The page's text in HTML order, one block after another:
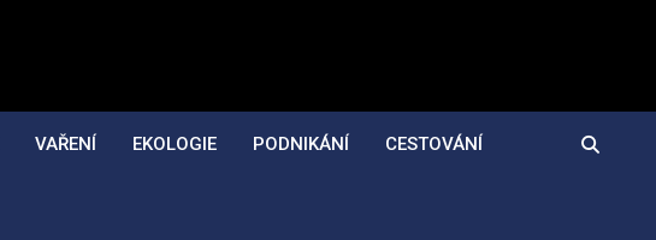
VAŘENÍ EKOLOGIE PODNIKÁNÍ CESTOVÁNÍ